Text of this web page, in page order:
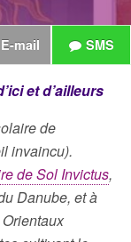
E-mail SMS
et d’ailleurs
de
invaincu).
de Sol Invictus,
Danube, et à